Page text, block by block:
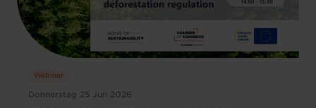
Donnerstag 25 Jun 2026
Webinar